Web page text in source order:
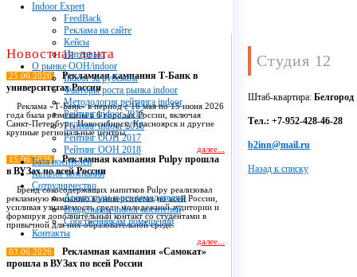
Indoor Expert
FeedBack
Реклама на сайте
Кейсы
Интервью
О рынке OOH/indoor
Indoor за рубежом
Факторы роста рынка indoor
Методология рейтинга indoor
Рейтинг indoor 2015
Рейтинг indoor 2016
Рейтинг OOH 2017
Рейтинг OOH 2018
База носителей
Каталог компаний
Сотрудничество
Агентствам и рекламодателям
Владельцам indoor носителей
Собственникам помещений
Контакты
Новостная лента
25.06.2026
Рекламная кампания Т-Банк в
университетах России
Реклама «Т-Банк» в период с 16 мая по 15 июня 2026
года была размещена в 6 городах России, включая
Санкт-Петербург, Новосибирск, Красноярск и другие
крупные региональные центры.
далее...
15.06.2026
Рекламная кампания Pulpy прошла
в ВУЗах по всей России
Бренд сокосодержащих напитков Pulpy реализовал
рекламную кампанию в университетах по всей России,
усиливая узнаваемость среди молодежной аудитории и
формируя дополнительный контакт со студентами в
привычной для них образовательной среде.
далее...
03.06.2026
Рекламная кампания «Самокат»
прошла в ВУЗах по всей России
Студия 12
Штаб-квартира: Белгород
Тел.: +7-952-428-46-28
b2inn@mail.ru
Назад к списку